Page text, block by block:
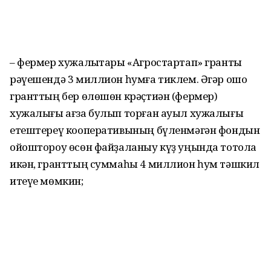
– фермер хужалыҡтары «Агростартап» гранты
рәүешендә 3 миллион һумға тиклем. Әгәр ошо
гранттың бер өлөшөн крәҫтиән (фермер)
хужалығы ағза булып торған ауыл хужалығы
етештереү кооперативының бүленмәгән фондын
ойоштороу өсөн файҙаланыу күҙ уңында тотола
икән, гранттың суммаһы 4 миллион һум тәшкил
итеүе мөмкин;